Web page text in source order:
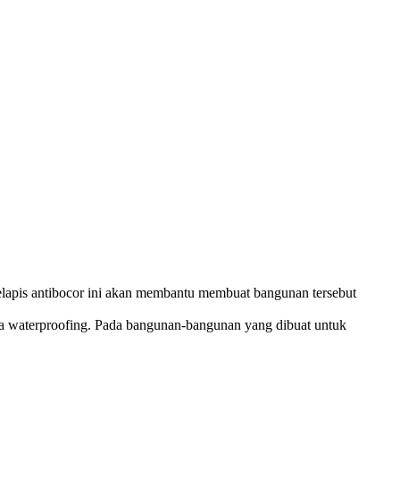
antibocor ini akan membantu membuat bangunan tersebut
Pada bangunan-bangunan yang dibuat untuk